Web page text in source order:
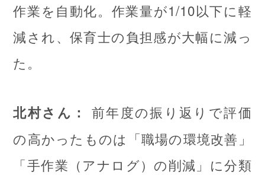
作業を自動化。作業量が1/10以下に軽
減され、保育士の負担感が大幅に減っ
た。
北村さん：
前年度の振り返りで評価
の高かったものは「職場の環境改善」
「手作業（アナログ）の削減」に分類